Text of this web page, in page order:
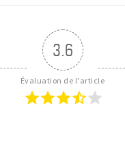
3.6
Évaluation de l'article